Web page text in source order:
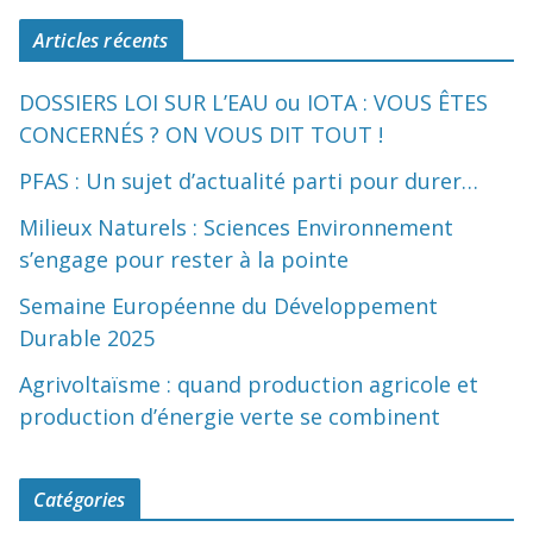
Articles récents
DOSSIERS LOI SUR L’EAU ou IOTA : VOUS ÊTES
CONCERNÉS ? ON VOUS DIT TOUT !
PFAS : Un sujet d’actualité parti pour durer…
Milieux Naturels : Sciences Environnement
s’engage pour rester à la pointe
Semaine Européenne du Développement
Durable 2025
Agrivoltaïsme : quand production agricole et
production d’énergie verte se combinent
Catégories